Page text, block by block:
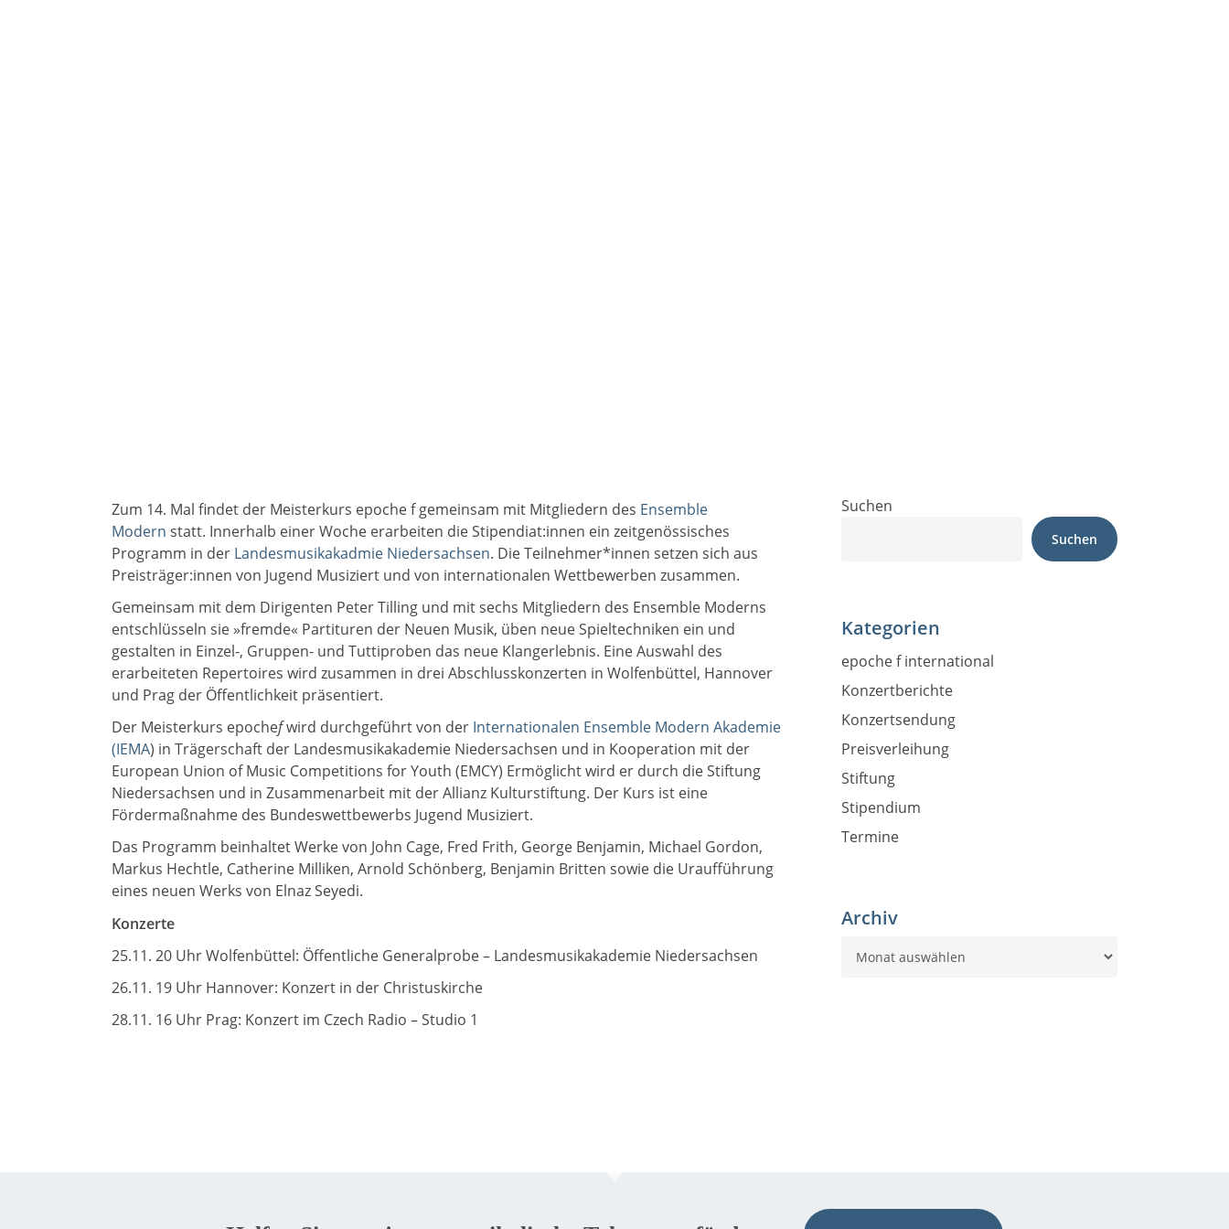
Zum 14. Mal findet der Meisterkurs epoche f gemeinsam mit Mitgliedern des Ensemble
Modern statt. Innerhalb einer Woche erarbeiten die Stipendiat:innen ein zeitgenössisches
Programm in der Landesmusikakadmie Niedersachsen. Die Teilnehmer*innen setzen sich aus
Preisträger:innen von Jugend Musiziert und von internationalen Wettbewerben zusammen.
Gemeinsam mit dem Dirigenten Peter Tilling und mit sechs Mitgliedern des Ensemble Moderns
entschlüsseln sie »fremde« Partituren der Neuen Musik, üben neue Spieltechniken ein und
gestalten in Einzel-, Gruppen- und Tuttiproben das neue Klangerlebnis. Eine Auswahl des
erarbeiteten Repertoires wird zusammen in drei Abschlusskonzerten in Wolfenbüttel, Hannover
und Prag der Öffentlichkeit präsentiert.
Der Meisterkurs epochefwird durchgeführt von der Internationalen Ensemble Modern Akademie
(IEMA) in Trägerschaft der Landesmusikakademie Niedersachsen und in Kooperation mit der
European Union of Music Competitions for Youth (EMCY) Ermöglicht wird er durch die Stiftung
Niedersachsen und in Zusammenarbeit mit der Allianz Kulturstiftung. Der Kurs ist eine
Fördermaßnahme des Bundeswettbewerbs Jugend Musiziert.
Das Programm beinhaltet Werke von John Cage, Fred Frith, George Benjamin, Michael Gordon,
Markus Hechtle, Catherine Milliken, Arnold Schönberg, Benjamin Britten sowie die Uraufführung
eines neuen Werks von Elnaz Seyedi.
Konzerte
25.11. 20 Uhr Wolfenbüttel: Öffentliche Generalprobe – Landesmusikakademie Niedersachsen
26.11. 19 Uhr Hannover: Konzert in der Christuskirche
28.11. 16 Uhr Prag: Konzert im Czech Radio – Studio 1
Suchen
Suchen
Kategorien
epoche f international
Konzertberichte
Konzertsendung
Preisverleihung
Stiftung
Stipendium
Termine
Archiv